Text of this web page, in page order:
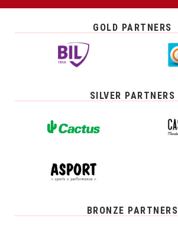
GOLD PARTNERS
SILVER PARTNERS
BRONZE PARTNERS